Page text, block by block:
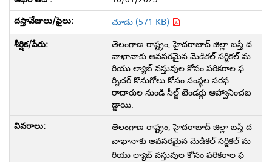
చూడు (571 KB)
తెలంగాణ రాష్ట్రం, హైదరాబాద్ జిల్లా బస్తీ ద
వాఖానాకు అవసరమైన మెడికల్ సర్జికల్ మ
రియు ల్యాబ్ వస్తువుల కోసం పరికరాల ఫ
ర్నిచర్ కొనుగోలు కోసం సంస్థల సరఫ
రాదారుల నుండి సీల్డ్ టెండర్లు ఆహ్వానించబ
డ్డాయి.
తెలంగాణ రాష్ట్రం, హైదరాబాద్ జిల్లా బస్తీ ద
వాఖానాకు అవసరమైన మెడికల్ సర్జికల్ మ
రియు ల్యాబ్ వస్తువుల కోసం పరికరాల ఫ